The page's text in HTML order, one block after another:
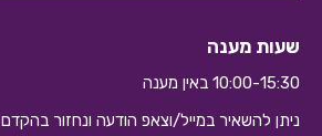
שעות מענה
10:00-15:30 באין מענה
ניתן להשאיר במייל/וצאפ הודעה ונחזור בהקדם